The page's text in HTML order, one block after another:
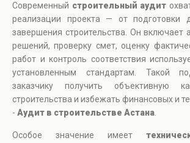
Современный строительный аудит
реализации проекта — от подготовки
завершения строительства. Он включает
решений, проверку смет, оценку
работ и контроль соответствия
установленным стандартам. Такой
заказчику получить объективную
строительства и избежать финансовых и
- Аудит в строительстве Астана
Особое значение имеет